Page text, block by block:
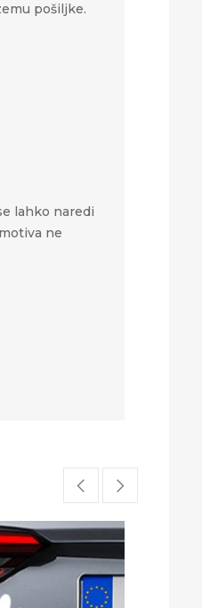
pošiljke.
lahko naredi
ne